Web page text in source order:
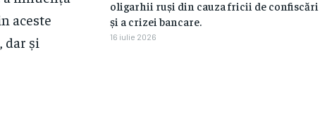
aceste
dar și
oligarhii ruși din cauza fricii de confiscări
și a crizei bancare.
16 iulie 2026